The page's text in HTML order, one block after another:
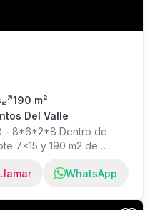
190 m²
Del Valle
- 8*6*2*8 Dentro de
7x15 y 190 m2 de
y uno exterior) 5
con baño
secundarias
secundaria con baño
WhatsApp